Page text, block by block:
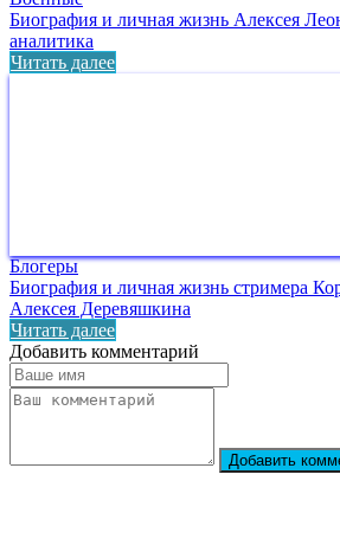
Биография и личная жизнь Алексея
аналитика
Читать далее
Блогеры
Биография и личная жизнь стримера
Алексея Деревяшкина
Читать далее
Добавить комментарий
Добавить